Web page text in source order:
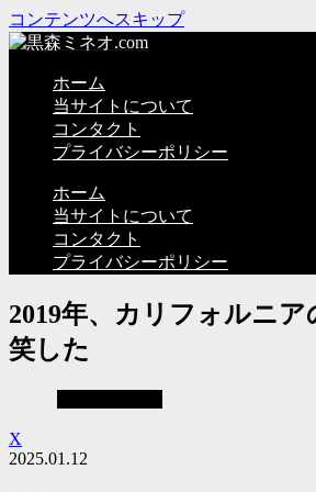
コンテンツへスキップ
ホーム
当サイトについて
コンタクト
プライバシーポリシー
ホーム
当サイトについて
コンタクト
プライバシーポリシー
2019年、カリフォルニ
笑した
X
2025.01.12